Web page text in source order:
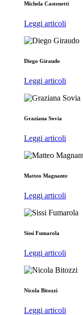
Michela Castenetti
Leggi articoli
Diego Giraudo
Leggi articoli
Graziana Sovia
Leggi articoli
Matteo Magnante
Leggi articoli
Sissi Fumarola
Leggi articoli
Nicola Bitozzi
Leggi articoli